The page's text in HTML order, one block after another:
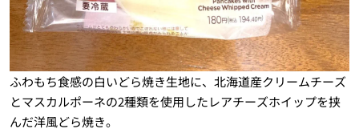
ふわもち食感の白いどら焼き生地に、北海道産クリームチーズ
とマスカルポーネの2種類を使用したレアチーズホイップを挟
んだ洋風どら焼き。